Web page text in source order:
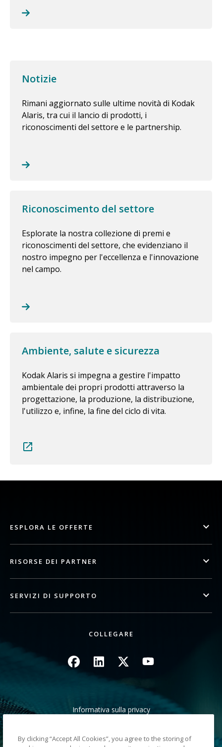
Notizie
Rimani aggiornato sulle ultime novità di Kodak
Alaris, tra cui il lancio di prodotti, i
riconoscimenti del settore e le partnership.
Riconoscimento del settore
Esplorate la nostra collezione di premi e
riconoscimenti del settore, che evidenziano il
nostro impegno per l'eccellenza e l'innovazione
nel campo.
Ambiente, salute e sicurezza
Kodak Alaris si impegna a gestire l'impatto
ambientale dei propri prodotti attraverso la
progettazione, la produzione, la distribuzione,
l'utilizzo e, infine, la fine del ciclo di vita.
ESPLORA LE OFFERTE
RISORSE DEI PARTNER
SERVIZI DI SUPPORTO
COLLEGARE
ImmagineImmagineImmagineImmagine
Informativa sulla privacy
By clicking “Accept All Cookies”, you agree to the storing of